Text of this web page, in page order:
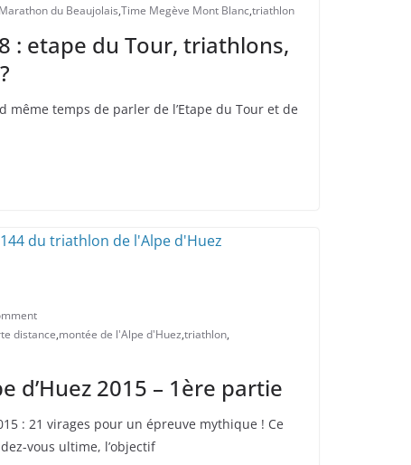
Marathon du Beaujolais,Time Megève Mont Blanc,triathlon
: etape du Tour, triathlons,
même temps de parler de l’Etape du Tour et de
distance,montée de l'Alpe d'Huez,triathlon,
d’Huez 2015 – 1ère partie
: 21 virages pour un épreuve mythique ! Ce
vous ultime, l’objectif